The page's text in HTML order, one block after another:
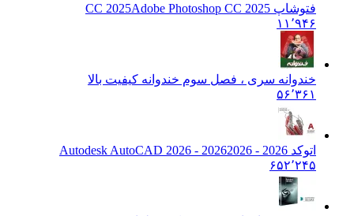
فتوشاپ CC 2025 Adobe Photoshop CC 2025
۱۱٬۹۴۶
خندوانه سری ، فصل سوم خندوانه کیفیت بالا
۵۶٬۳۶۱
اتوکد 2026 - 2026
2026 - Autodesk AutoCAD 2026
۶۵۲٬۲۴۵